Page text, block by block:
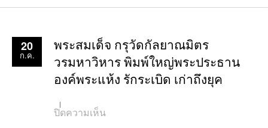
20
ก.ค.
พระสมเด็จ กรุวัดกัลยาณมิตร
วรมหาวิหาร พิมพ์ใหญ่พระประธาน
องค์พระแห้ง รักระเบิด เก่าถึงยุค
ปิดความเห็นบน